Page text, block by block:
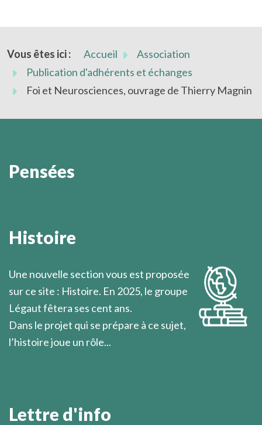
Vous êtes ici : Accueil
Association
Publication d'adhérents et échanges
Foi et Neurosciences, ouvrage de Thierry Magnin
Pensées
Marcel Légaut
Histoire
Une nouvelle section vous est proposée
sur ce site : Histoire. En 2025, le groupe
Légaut fêtera ses cent ans.
Dans le projet qui se prépare à ce sujet,
l’histoire joue un rôle...
Lettre d'info